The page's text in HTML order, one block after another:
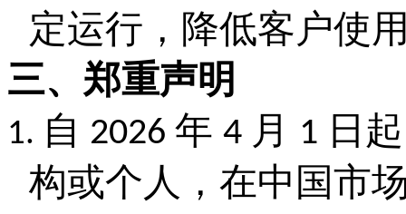
定运行，降低客户使
三、郑重声明
1. 自 2026 年 4 月 1 日
构或个人，在中国市